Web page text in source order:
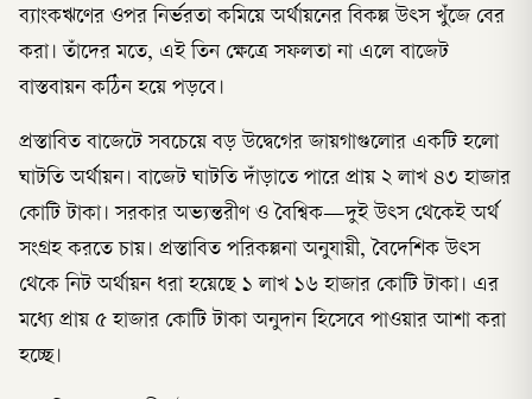
ব্যাংকঋণের ওপর নির্ভরতা কমিয়ে অর্থায়নের বিকল্প উৎস খুঁজে বের
করা। তাঁদের মতে, এই তিন ক্ষেত্রে সফলতা না এলে বাজেট
বাস্তবায়ন কঠিন হয়ে পড়বে।
প্রস্তাবিত বাজেটে সবচেয়ে বড় উদ্বেগের জায়গাগুলোর একটি হলো
ঘাটতি অর্থায়ন। বাজেট ঘাটতি দাঁড়াতে পারে প্রায় ২ লাখ ৪৩ হাজার
কোটি টাকা। সরকার অভ্যন্তরীণ ও বৈশ্বিক—দুই উৎস থেকেই অর্থ
সংগ্রহ করতে চায়। প্রস্তাবিত পরিকল্পনা অনুযায়ী, বৈদেশিক উৎস
থেকে নিট অর্থায়ন ধরা হয়েছে ১ লাখ ১৬ হাজার কোটি টাকা। এর
মধ্যে প্রায় ৫ হাজার কোটি টাকা অনুদান হিসেবে পাওয়ার আশা করা
হচ্ছে।